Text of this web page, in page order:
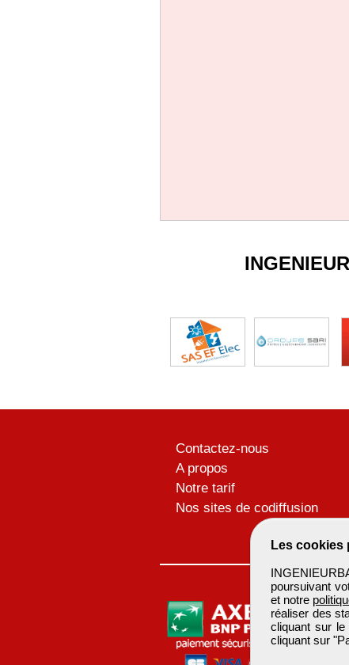
Les cookies
poursuivant
et notre
réaliser des
cliquant sur
cliquant sur
Contactez-nous
A propos
Notre tarif
Nos sites de codiffusion